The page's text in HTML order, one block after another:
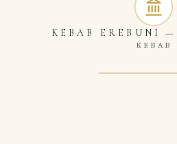
KEBAB EREBUNI —
KEBAB